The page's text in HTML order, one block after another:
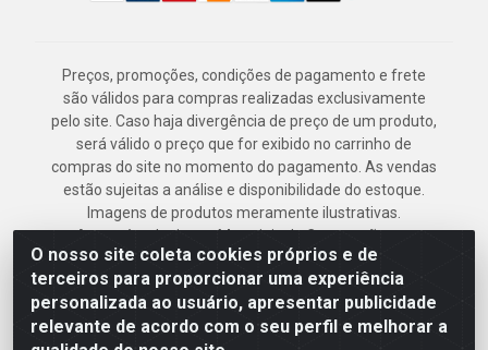
O nosso site coleta cookies próprios e de
terceiros para proporcionar uma experiência
personalizada ao usuário, apresentar publicidade
relevante de acordo com o seu perfil e melhorar a
Preços, promoções, condições de pagamento e frete
são válidos para compras realizadas exclusivamente
pelo site. Caso haja divergência de preço de um produto,
será válido o preço que for exibido no carrinho de
compras do site no momento do pagamento. As vendas
estão sujeitas a análise e disponibilidade do estoque.
Imagens de produtos meramente ilustrativas.
Armazém Jenipapo Materiais de Construção em
Geral LTDA - Rua das Flores, 2691 - Guabiraba,
Recife/PE - CEP 52.291-630 - CNPJ
41.097.379/0001-